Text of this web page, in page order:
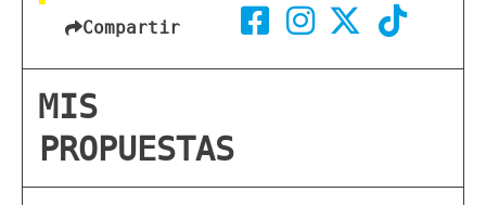
Compartir
MIS
PROPUESTAS